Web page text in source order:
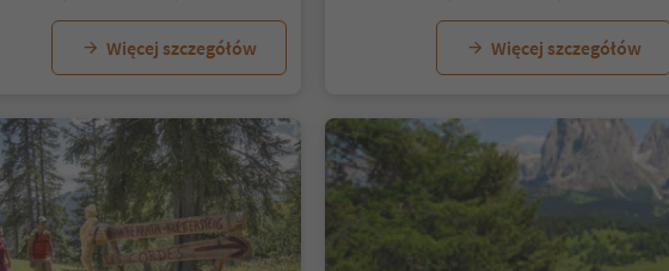
Więcej szczegółów Więcej szczegółów